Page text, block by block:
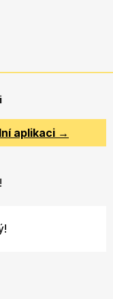
aplikaci →